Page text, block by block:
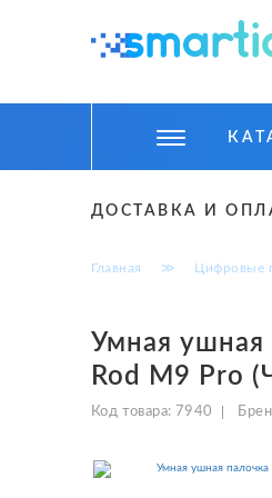
ТОВАРЫ ДЛЯ АВТО
АКСЕССУАРЫ
ДОСТАВКА И
Главная ≫ Цифровые
Умная ушная
Rod M9 Pro
Код товара: 7940